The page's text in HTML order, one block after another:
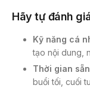
Hãy tự đánh
Kỹ năng cá
tạo nội dung,
Thời gian
buổi tối, cuối